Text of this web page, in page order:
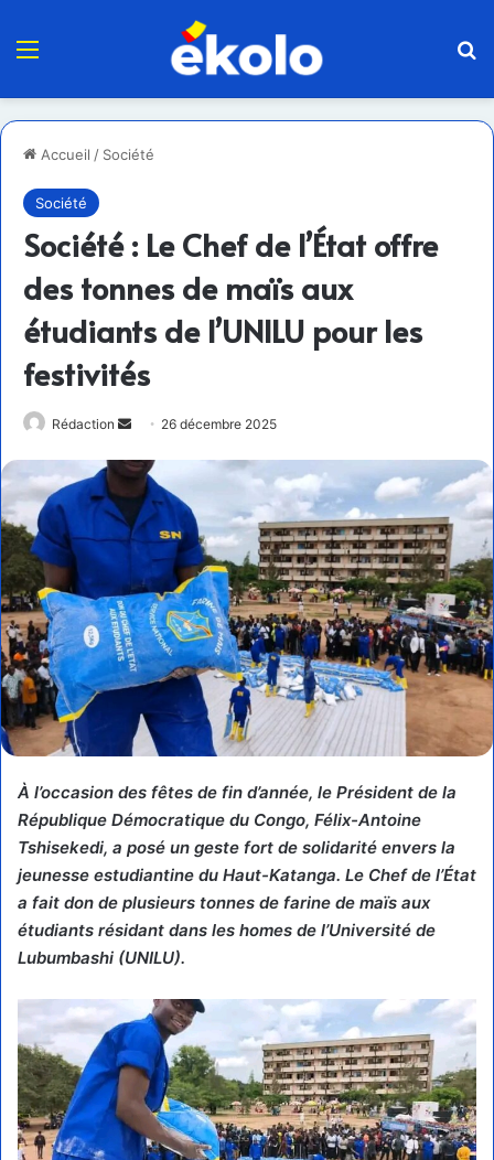
Menu
Accueil / Société
Société
Société : Le Chef de l’État offre
des tonnes de maïs aux
étudiants de l’UNILU pour les
festivités
Rédaction
Envoyer
courriel
26 décembre 2025
​À l’occasion des fêtes de fin d’année, le Président de la
République Démocratique du Congo, Félix-Antoine
Tshisekedi, a posé un geste fort de solidarité envers la
jeunesse estudiantine du Haut-Katanga. Le Chef de l’État
a fait don de plusieurs tonnes de farine de maïs aux
étudiants résidant dans les homes de l’Université de
Lubumbashi (UNILU).